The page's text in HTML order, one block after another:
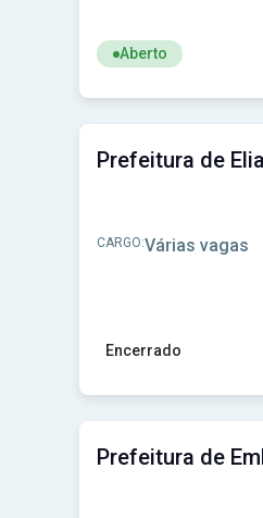
Aberto
Encerrado
CARGO:Várias vagas